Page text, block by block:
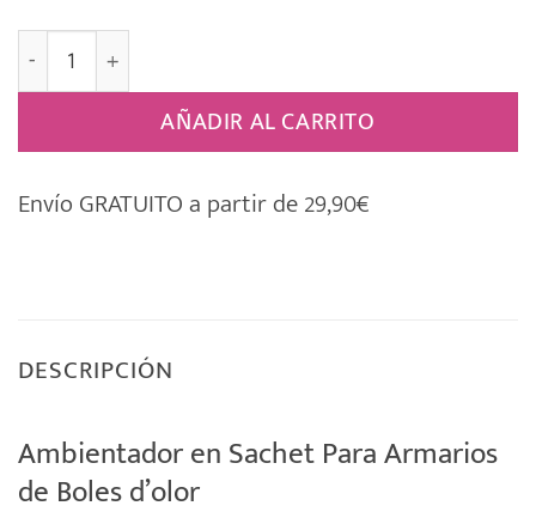
Sachet Perfumado Armario Percha [WINTER FRUITS]
AÑADIR AL CARRITO
Envío GRATUITO a partir de 29,90€
DESCRIPCIÓN
Ambientador en Sachet Para Armarios
de Boles d’olor